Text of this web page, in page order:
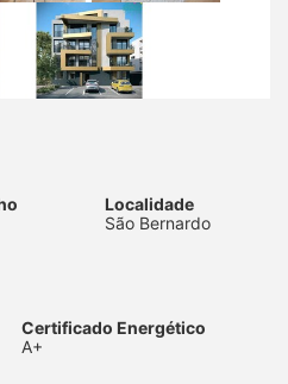
Localidade
São Bernardo
Certificado Energético
A+